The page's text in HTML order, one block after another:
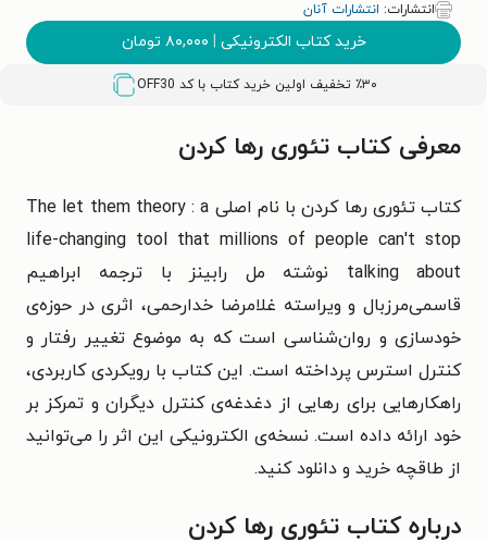
انتشارات: انتشارات آنان
خرید کتاب الکترونیکی | ۸۰,۰۰۰ تومان
٪۳۰ تخفیف اولین خرید کتاب با کد OFF30
معرفی کتاب تئوری رها کردن
کتاب تئوری رها کردن با نام اصلی The let them theory : a
life-changing tool that millions of people can't stop
talking about نوشته مل رابینز با ترجمه ابراهیم
قاسمی‌مرزبال و ویراسته غلامرضا خدارحمی، اثری در حوزه‌ی
خودسازی و روان‌شناسی است که به موضوع تغییر رفتار و
کنترل استرس پرداخته است. این کتاب با رویکردی کاربردی،
راهکارهایی برای رهایی از دغدغه‌ی کنترل دیگران و تمرکز بر
خود ارائه داده است. نسخه‌ی الکترونیکی این اثر را می‌توانید
از طاقچه خرید و دانلود کنید.
درباره کتاب تئوری رها کردن